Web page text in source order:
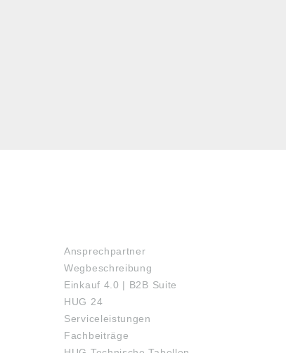
Ansprechpartner
Wegbeschreibung
Einkauf 4.0 | B2B Suite
HUG 24
Serviceleistungen
Fachbeiträge